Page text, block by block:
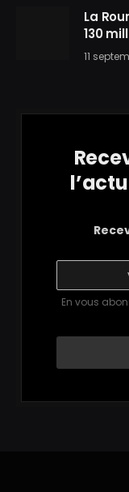
La
130
11
En vous